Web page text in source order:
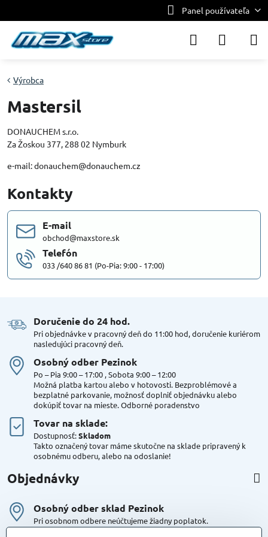
Panel používateľa
Výrobca
Mastersil
DONAUCHEM s.r.o.
Za Žoskou 377, 288 02 Nymburk
e-mail: donauchem@donauchem.cz
Kontakty
E-mail
obchod@maxstore.sk
Telefón
033 /640 86 81 (Po-Pia: 9:00 - 17:00)
Doručenie do 24 hod​.
Pri objednávke v pracovný deň do 11:00 hod, doručenie kuriérom
nasledujúci pracovný deň.
Osobný odber Pezinok
Po – Pia 9:00 – 17:00 , Sobota 9:00 – 12:00
Možná platba kartou alebo v hotovosti. Bezproblémové a
bezplatné parkovanie, možnosť doplniť objednávku alebo
dokúpiť tovar na mieste. Odborné poradenstvo
Tovar na sklade:
Dostupnosť:Skladom
Takto označený tovar máme skutočne na sklade pripravený k
osobnému odberu, alebo na odoslanie!
Objednávky
Osobný odber sklad Pezinok
Pri osobnom odbere neúčtujeme žiadny poplatok.